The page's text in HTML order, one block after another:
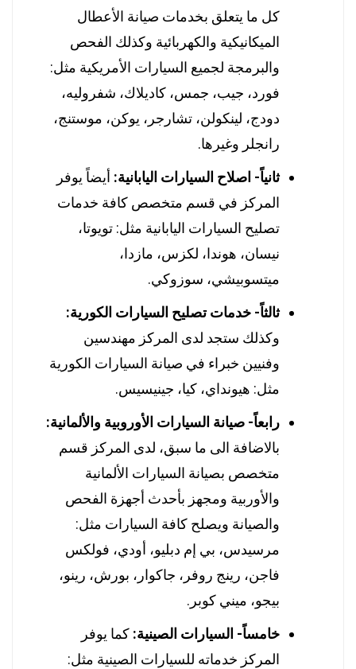
كل ما يتعلق بخدمات صيانة الأعطال
الميكانيكية والكهربائية وكذلك الفحص
والبرمجة لجميع السيارات الأمريكية مثل:
فورد، جيب، جمس، كاديلاك، شفروليه،
دودج، لينكولن، تشارجر، يوكن، موستنج،
رانجلر وغيرها.
ثانياً- اصلاح السيارات اليابانية: أيضاً يوفر
المركز في قسم متخصص كافة خدمات
تصليح السيارات اليابانية مثل: تويوتا،
نيسان، هوندا، لكزس، مازدا،
ميتسوبيشي، سوزوكي.
ثالثاً- خدمات تصليح السيارات الكورية:
وكذلك ستجد لدى المركز مهندسين
وفنيين خبراء في صيانة السيارات الكورية
مثل: هيونداي، كيا، جينيسيس.
رابعاً- صيانة السيارات الأوروبية والألمانية:
بالاضافة الى ما سبق، لدى المركز قسم
متخصص بصيانة السيارات الألمانية
والأوربية ومجهز بأحدث أجهزة الفحص
والصيانة ويصلح كافة السيارات مثل:
مرسيدس، بي إم دبليو، أودي، فولكس
فاجن، رينج روفر، جاكوار، بورش، رينو،
بيجو، ميني كوبر.
خامساً- السيارات الصينية: كما يوفر
المركز خدماته للسيارات الصينية مثل: